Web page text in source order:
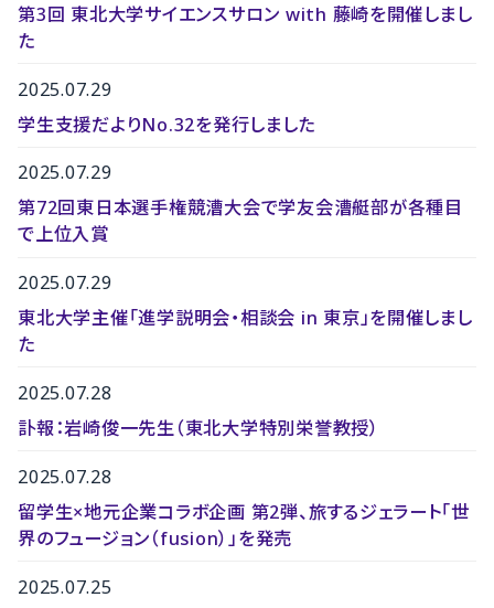
第3回 東北大学サイエンスサロン with 藤崎を開催しまし
た
2025.07.29
学生支援だよりNo.32を発行しました
2025.07.29
第72回東日本選手権競漕大会で学友会漕艇部が各種目
で上位入賞
2025.07.29
東北大学主催「進学説明会・相談会 in 東京」を開催しまし
た
2025.07.28
訃報：岩崎俊一先生（東北大学特別栄誉教授）
2025.07.28
留学生×地元企業コラボ企画 第2弾、旅するジェラート「世
界のフュージョン（fusion）」を発売
2025.07.25